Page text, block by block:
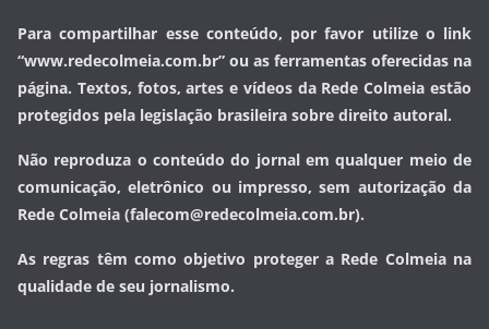
Para compartilhar esse conteúdo, por favor utilize o link
“www.redecolmeia.com.br” ou as ferramentas oferecidas na
página. Textos, fotos, artes e vídeos da Rede Colmeia estão
protegidos pela legislação brasileira sobre direito autoral.
Não reproduza o conteúdo do jornal em qualquer meio de
comunicação, eletrônico ou impresso, sem autorização da
Rede Colmeia (falecom@redecolmeia.com.br).
As regras têm como objetivo proteger a Rede Colmeia na
qualidade de seu jornalismo.